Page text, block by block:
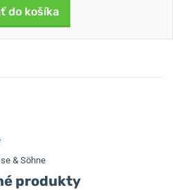
do košíka
& Söhne
produkty